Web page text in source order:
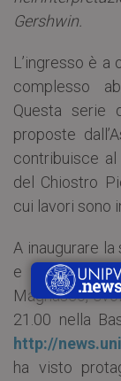
Gershwin.
L’ingresso è a
complesso
Questa serie
proposte
contribuisce
del Chiostro
cui lavori sono
A inaugurare
e pianoforte
Magnasco,
21.00 nella
http://
ha visto